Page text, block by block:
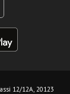
12/12A, 20123